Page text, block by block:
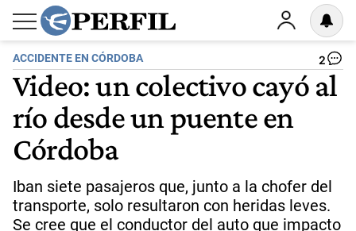
ACCIDENTE EN CÓRDOBA 2
Video: un colectivo cayó al
río desde un puente en
Córdoba
Iban siete pasajeros que, junto a la chofer del
transporte, solo resultaron con heridas leves.
Se cree que el conductor del auto que impacto